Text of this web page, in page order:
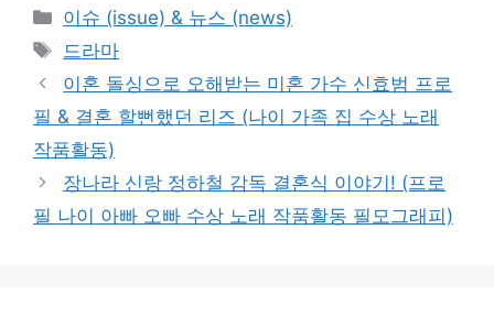
카
테
리
이슈 (issue) & 뉴스 (news)
태
그
드라마
이혼 돌싱으로 오해받는 미혼 가수 신효범 프로
필 & 결혼 할뻔했던 리즈 (나이 가족 집 수상 노래
작품활동)
장나라 신랑 정하철 감독 결혼식 이야기! (프로
필 나이 아빠 오빠 수상 노래 작품활동 필모그래피)